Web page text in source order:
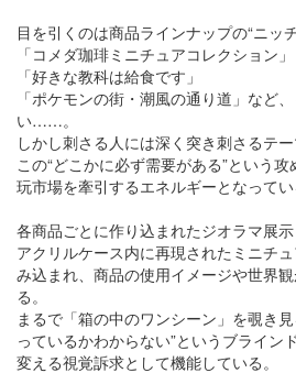
目を引くのは商品ラインナップの“ニッ
「コメダ珈琲ミニチュアコレクション」
「好きな教科は給食です」
「ポケモンの街・潮風の通り道」など
い……。
しかし刺さる人には深く突き刺さるテー
この“どこかに必ず需要がある”という
玩市場を牽引するエネルギーとなってい
各商品ごとに作り込まれたジオラマ展示
アクリルケース内に再現されたミニチ
み込まれ、商品の使用イメージや世界
る。
まるで「箱の中のワンシーン」を覗き
っているかわからない”というブライン
変える視覚訴求として機能している。